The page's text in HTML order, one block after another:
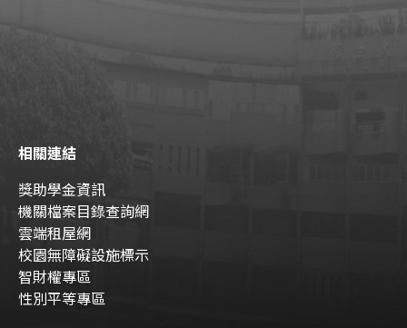
相關連結
獎助學金資訊
機關檔案目錄查詢網
雲端租屋網
校園無障礙設施標示
智財權專區
性別平等專區